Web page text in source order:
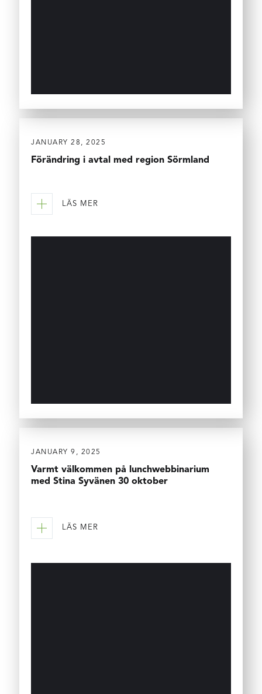
JANUARY 28, 2025
Förändring i avtal med region Sörmland
LÄS MER
JANUARY 9, 2025
Varmt välkommen på lunchwebbinarium
med Stina Syvänen 30 oktober
LÄS MER